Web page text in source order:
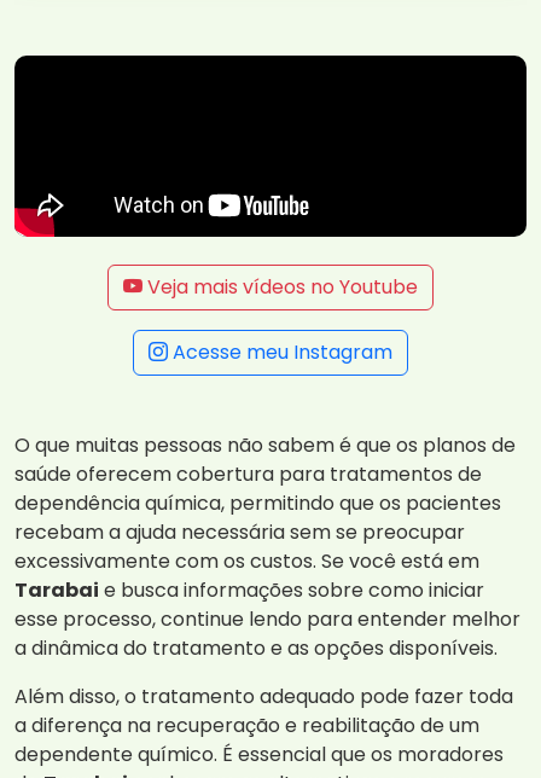
Veja mais vídeos no Youtube
Acesse meu Instagram
O que muitas pessoas não sabem é que os planos de
saúde oferecem cobertura para tratamentos de
dependência química, permitindo que os pacientes
recebam a ajuda necessária sem se preocupar
excessivamente com os custos. Se você está em
Tarabai e busca informações sobre como iniciar
esse processo, continue lendo para entender melhor
a dinâmica do tratamento e as opções disponíveis.
Além disso, o tratamento adequado pode fazer toda
a diferença na recuperação e reabilitação de um
dependente químico. É essencial que os moradores